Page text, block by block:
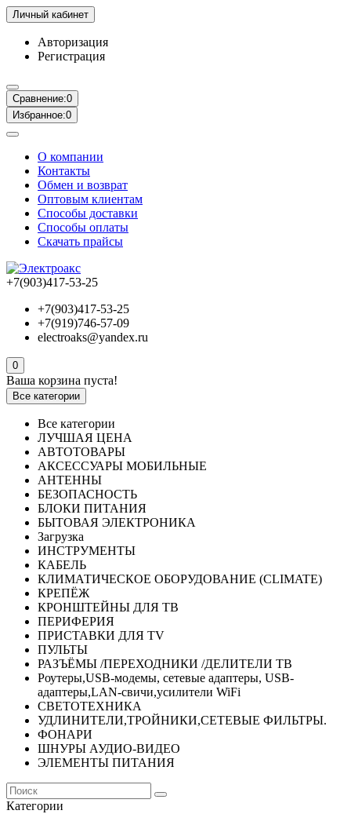
Личный кабинет
Авторизация
Регистрация
Сравнение:0
Избранное:0
О компании
Контакты
Обмен и возврат
Оптовым клиентам
Способы доставки
Способы оплаты
Скачать прайсы
+7(903)417-53-25
+7(903)417-53-25
+7(919)746-57-09
electroaks@yandex.ru
0
Ваша корзина пуста!
Все категории
Все категории
ЛУЧШАЯ ЦЕНА
АВТОТОВАРЫ
АКСЕССУАРЫ МОБИЛЬНЫЕ
АНТЕННЫ
БЕЗОПАСНОСТЬ
БЛОКИ ПИТАНИЯ
БЫТОВАЯ ЭЛЕКТРОНИКА
Загрузка
ИНСТРУМЕНТЫ
КАБЕЛЬ
КЛИМАТИЧЕСКОЕ ОБОРУДОВАНИЕ (CLIMATE)
КРЕПЁЖ
КРОНШТЕЙНЫ ДЛЯ ТВ
ПЕРИФЕРИЯ
ПРИСТАВКИ ДЛЯ TV
ПУЛЬТЫ
РАЗЪЁМЫ /ПЕРЕХОДНИКИ /ДЕЛИТЕЛИ ТВ
Роутеры,USB-модемы, сетевые адаптеры, USB-
адаптеры,LAN-свичи,усилители WiFi
СВЕТОТЕХНИКА
УДЛИНИТЕЛИ,ТРОЙНИКИ,СЕТЕВЫЕ ФИЛЬТРЫ.
ФОНАРИ
ШНУРЫ АУДИО-ВИДЕО
ЭЛЕМЕНТЫ ПИТАНИЯ
Категории